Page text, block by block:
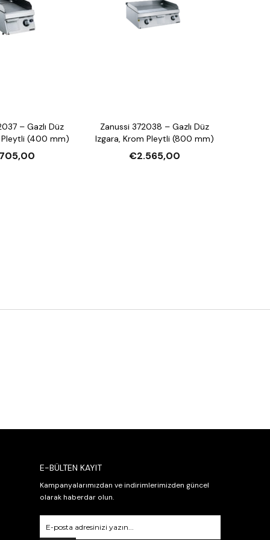
– Gazlı Düz
Pleytli (400 mm)
Zanussi 372038 – Gazlı Düz
Izgara, Krom Pleytli (800 mm)
€2.565,00
E-BÜLTEN KAYIT
Kampanyalarımızdan ve indirimlerimizden güncel
olarak haberdar olun.